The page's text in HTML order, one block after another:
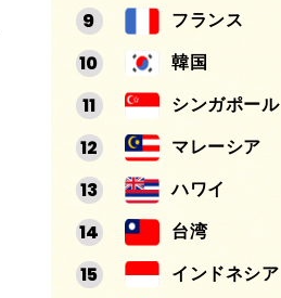
フランス
韓国
シンガポール
マレーシア
ハワイ
台湾
インドネシア